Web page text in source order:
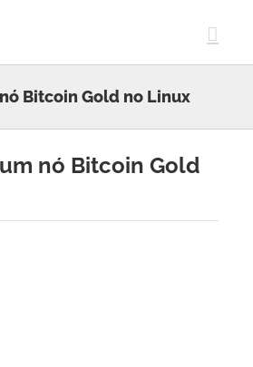
Bitcoin Gold no Linux
nó Bitcoin Gold